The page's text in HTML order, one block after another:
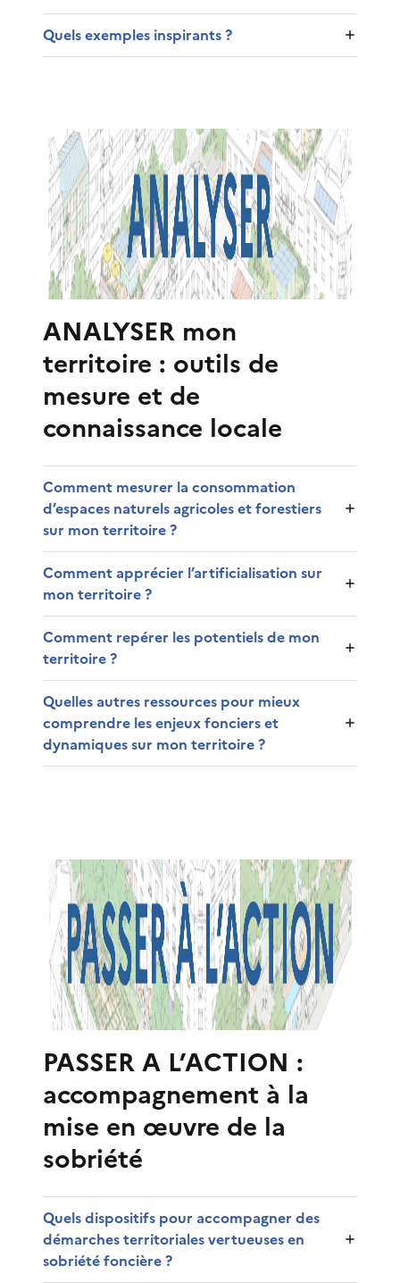
Quels exemples inspirants ?
ANALYSER mon
territoire : outils de
mesure et de
connaissance locale
Comment mesurer la consommation
d’espaces naturels agricoles et forestiers
sur mon territoire ?
Comment apprécier l’artificialisation sur
mon territoire ?
Comment repérer les potentiels de mon
territoire ?
Quelles autres ressources pour mieux
comprendre les enjeux fonciers et
dynamiques sur mon territoire ?
PASSER A L’ACTION :
accompagnement à la
mise en œuvre de la
sobriété
Quels dispositifs pour accompagner des
démarches territoriales vertueuses en
sobriété foncière ?